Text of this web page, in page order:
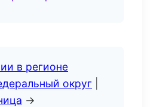
в регионе
округ
→